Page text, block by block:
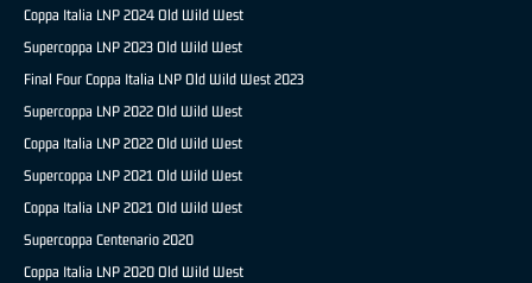
Coppa Italia LNP 2024 Old Wild West
Supercoppa LNP 2023 Old Wild West
Final Four Coppa Italia LNP Old Wild West 2023
Supercoppa LNP 2022 Old Wild West
Coppa Italia LNP 2022 Old Wild West
Supercoppa LNP 2021 Old Wild West
Coppa Italia LNP 2021 Old Wild West
Supercoppa Centenario 2020
Coppa Italia LNP 2020 Old Wild West